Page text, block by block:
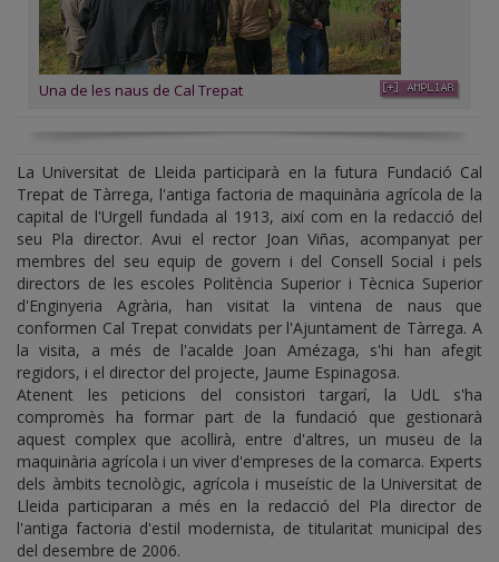
Una de les naus de Cal Trepat
La Universitat de Lleida participarà en la futura Fundació Cal
Trepat de Tàrrega, l'antiga factoria de maquinària agrícola de la
capital de l'Urgell fundada al 1913, així com en la redacció del
seu Pla director. Avui el rector Joan Viñas, acompanyat per
membres del seu equip de govern i del Consell Social i pels
directors de les escoles Politència Superior i Tècnica Superior
d'Enginyeria Agrària, han visitat la vintena de naus que
conformen Cal Trepat convidats per l'Ajuntament de Tàrrega. A
la visita, a més de l'acalde Joan Amézaga, s'hi han afegit
regidors, i el director del projecte, Jaume Espinagosa.
Atenent les peticions del consistori targarí, la UdL s'ha
compromès ha formar part de la fundació que gestionarà
aquest complex que acollirà, entre d'altres, un museu de la
maquinària agrícola i un viver d'empreses de la comarca. Experts
dels àmbits tecnològic, agrícola i museístic de la Universitat de
Lleida participaran a més en la redacció del Pla director de
l'antiga factoria d'estil modernista, de titularitat municipal des
del desembre de 2006.